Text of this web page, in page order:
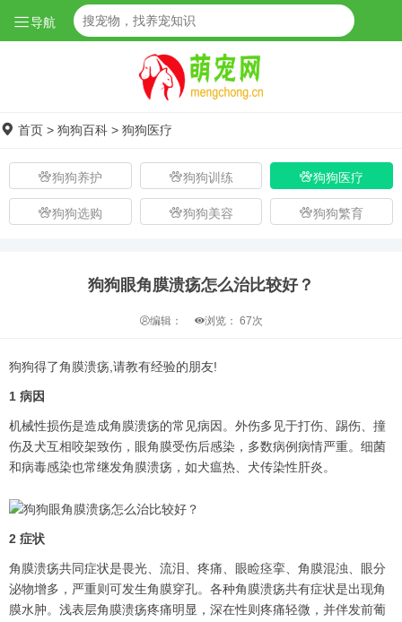
导航
首页 > 狗狗百科 > 狗狗医疗
狗狗养护 狗狗训练 狗狗医疗
狗狗选购 狗狗美容 狗狗繁育
狗狗眼角膜溃疡怎么治比较好？
编辑： 浏览： 67次
狗狗得了角膜溃疡,请教有经验的朋友!
1 病因
机械性损伤是造成角膜溃疡的常见病因。外伤多见于打伤、踢伤、撞
伤及犬互相咬架致伤，眼角膜受伤后感染，多数病例病情严重。细菌
和病毒感染也常继发角膜溃疡，如犬瘟热、犬传染性肝炎。
2 症状
角膜溃疡共同症状是畏光、流泪、疼痛、眼睑痉挛、角膜混浊、眼分
泌物增多，严重则可发生角膜穿孔。各种角膜溃疡共有症状是出现角
膜水肿。浅表层角膜溃疡疼痛明显，深在性则疼痛轻微，并伴发前葡